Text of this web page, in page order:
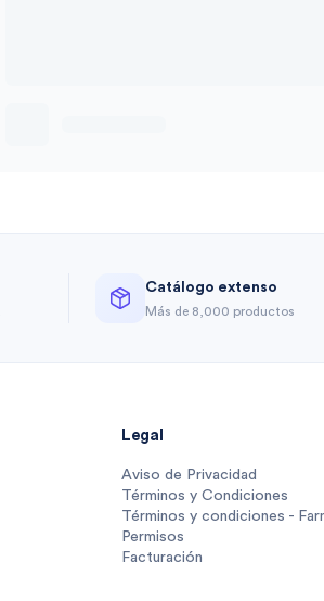
Catálogo extenso
Más de 8,000 productos
Legal
Aviso de Privacidad
Términos y Condiciones
Términos y condiciones -
Permisos
Facturación